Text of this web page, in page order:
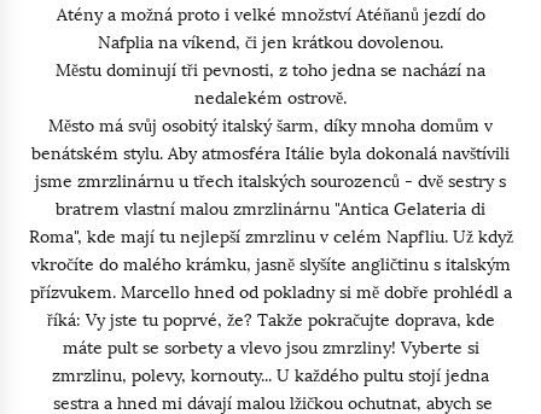
Atény a možná proto i velké množství Atéňanů jezdí do
Nafplia na víkend, či jen krátkou dovolenou.
Městu dominují tři pevnosti, z toho jedna se nachází na
nedalekém ostrově.
Město má svůj osobitý italský šarm, díky mnoha domům v
benátském stylu. Aby atmosféra Itálie byla dokonalá navštívili
jsme zmrzlinárnu u třech italských sourozenců - dvě sestry s
bratrem vlastní malou zmrzlinárnu "Antica Gelateria di
Roma", kde mají tu nejlepší zmrzlinu v celém Napfliu. Už když
vkročíte do malého krámku, jasně slyšíte angličtinu s italským
přízvukem. Marcello hned od pokladny si mě dobře prohlédl a
říká: Vy jste tu poprvé, že? Takže pokračujte doprava, kde
máte pult se sorbety a vlevo jsou zmrzliny! Vyberte si
zmrzlinu, polevy, kornouty... U každého pultu stojí jedna
sestra a hned mi dávají malou lžičkou ochutnat, abych se